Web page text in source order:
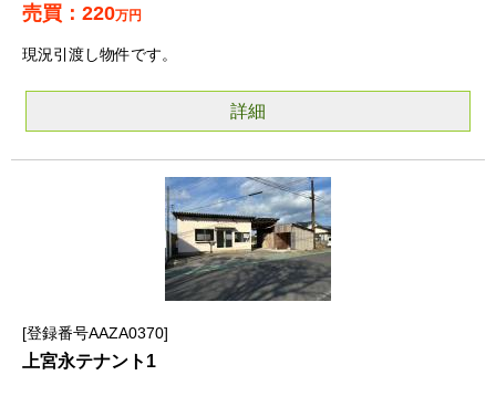
220万円
現況引渡し物件です。
詳細
登録番号AAZA0370
上宮永テナント1